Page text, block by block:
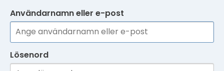
Användarnamn eller e-post
Lösenord